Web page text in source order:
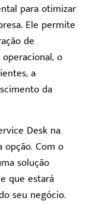
para otimizar
Ele permite
de
o
a
da
Desk na
opção. Com o
solução
que estará
seu negócio.